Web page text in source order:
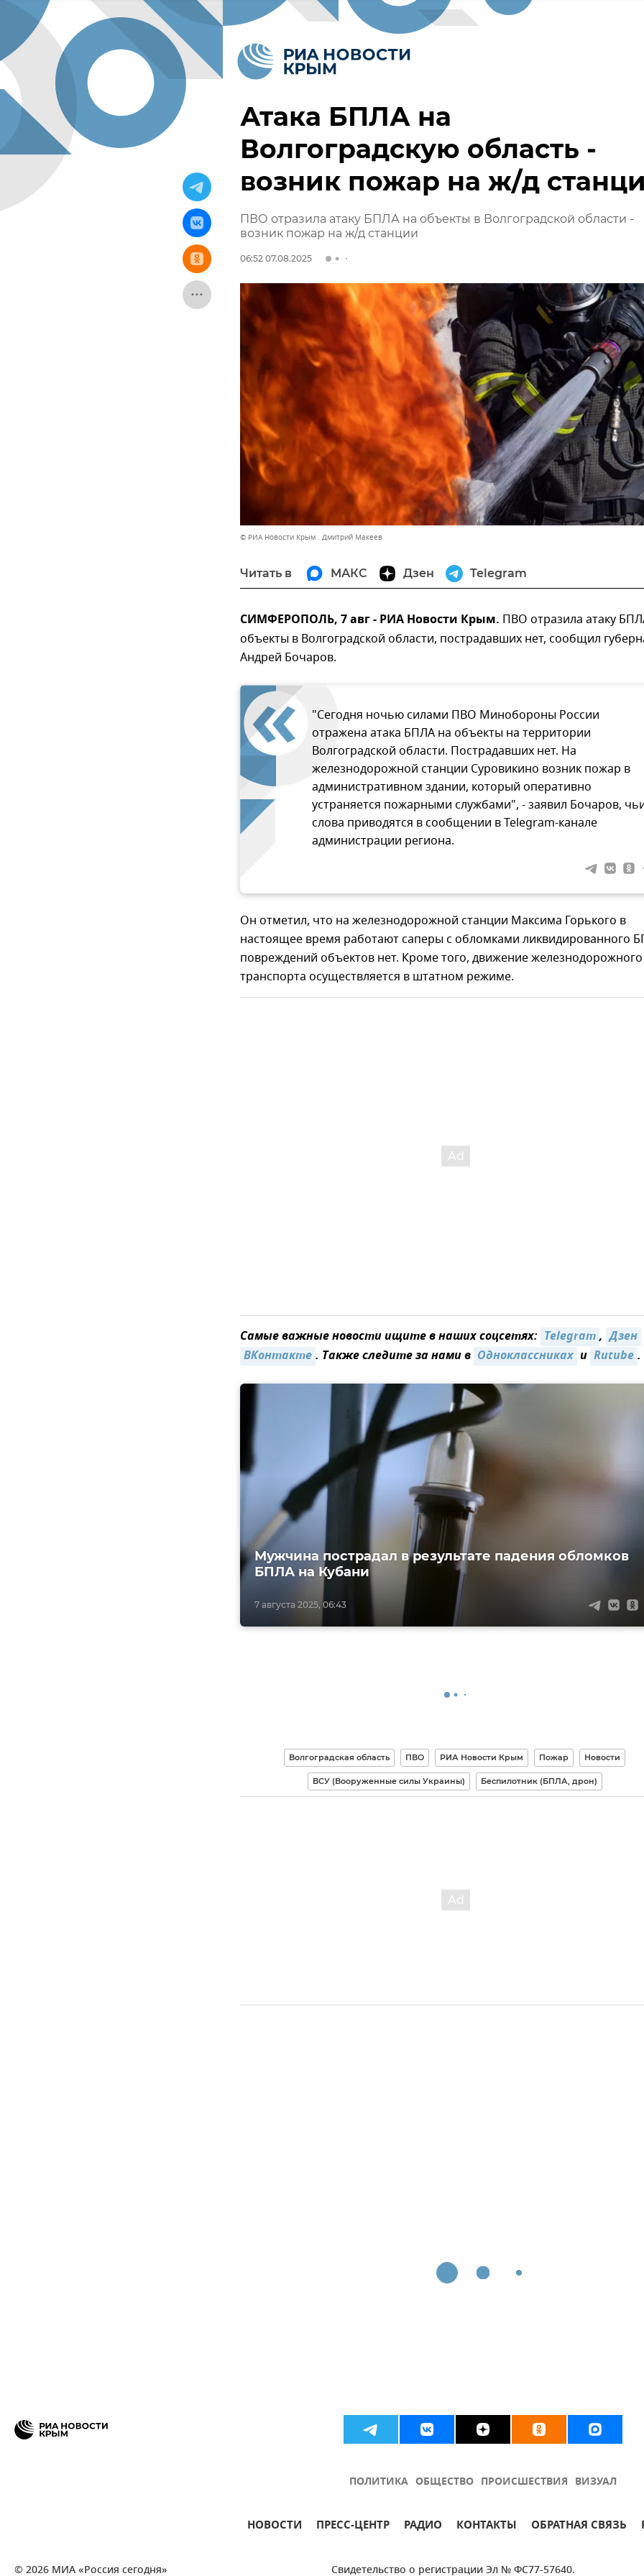
Атака БПЛА на
Волгоградскую область -
возник пожар на ж/д
ПВО отразила атаку БПЛА на объекты в Волгоградской области -
возник пожар на ж/д станции
06:52 07.08.2025
© РИА Новости Крым . Дмитрий Макеев
Читать в МАКС Дзен Telegram
СИМФЕРОПОЛЬ, 7 авг - РИА Новости Крым. ПВО отразила атаку
объекты в Волгоградской области, пострадавших нет, сообщил
Андрей Бочаров.
"Сегодня ночью силами ПВО Минобороны России
отражена атака БПЛА на объекты на территории
Волгоградской области. Пострадавших нет. На
железнодорожной станции Суровикино возник пожар в
административном здании, который оперативно
устраняется пожарными службами", - заявил Бочаров,
слова приводятся в сообщении в Telegram-канале
администрации региона.
Он отметил, что на железнодорожной станции Максима Горького в
настоящее время работают саперы с обломками ликвидированного
повреждений объектов нет. Кроме того, движение железнодорожного
транспорта осуществляется в штатном режиме.
Самые важные новости ищите в наших соцсетях: Telegram, Дзен
ВКонтакте. Также следите за нами в Одноклассниках и Rutube.
7 августа 2025, 06:43
Мужчина пострадал в результате падения обломков
БПЛА на Кубани
Волгоградская область ПВО РИА Новости Крым Пожар Новости
ВСУ (Вооруженные силы Украины) Беспилотник (БПЛА, дрон)
ПОЛИТИКА ОБЩЕСТВО ПРОИСШЕСТВИЯ ВИЗУАЛ
НОВОСТИ ПРЕСС-ЦЕНТР РАДИО КОНТАКТЫ ОБРАТНАЯ СВЯЗЬ
© 2026 МИА «Россия сегодня» Свидетельство о регистрации Эл № ФС77-57640.